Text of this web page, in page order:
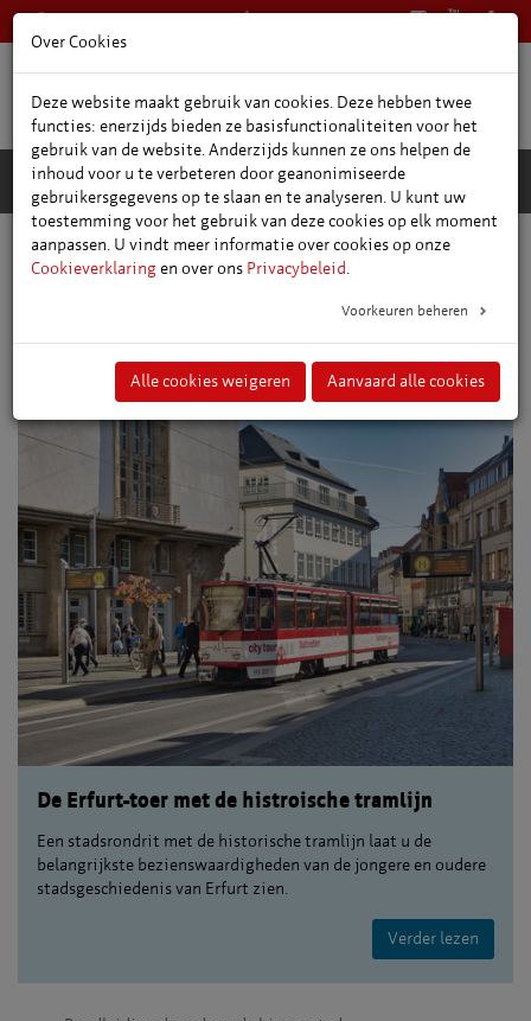
+49 361 66400
Speciaal voor groepen Stadsrondleidingen en rondritten
Stadsrondleidingen en
rondritten
De Erfurt-toer met de histroische tramlijn
Een stadsrondrit met de historische tramlijn laat u de
belangrijkste bezienswaardigheden van de jongere en oudere
stadsgeschiedenis van Erfurt zien.
Verder lezen
Over Cookies
Deze website maakt gebruik van cookies. Deze hebben twee
functies: enerzijds bieden ze basisfunctionaliteiten voor het
gebruik van de website. Anderzijds kunnen ze ons helpen de
inhoud voor u te verbeteren door geanonimiseerde
gebruikersgegevens op te slaan en te analyseren. U kunt uw
toestemming voor het gebruik van deze cookies op elk moment
aanpassen. U vindt meer informatie over cookies op onze
Cookieverklaring en over ons Privacybeleid.
Voorkeuren beheren
Alle cookies weigeren Aanvaard alle cookies